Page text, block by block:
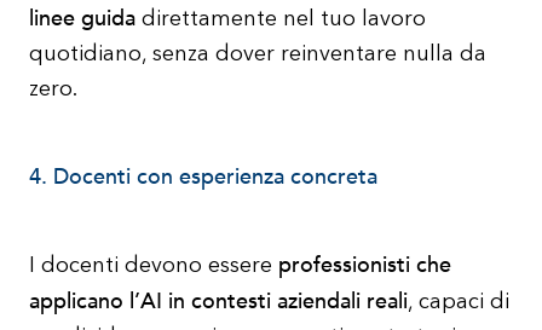
linee guida direttamente nel tuo lavoro
quotidiano, senza dover reinventare nulla da
zero.
4. Docenti con esperienza concreta
I docenti devono essere professionisti che
applicano l’AI in contesti aziendali reali, capaci di